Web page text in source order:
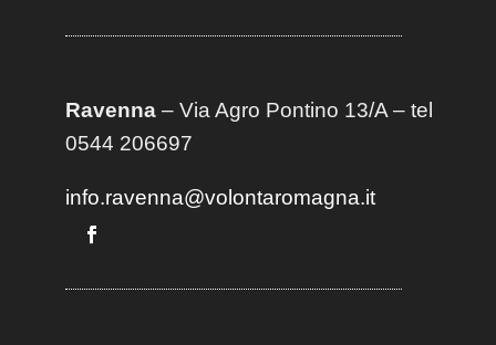
Ravenna– Via Agro Pontino 13/A– tel
0544 206697
info.ravenna@volontaromagna.it